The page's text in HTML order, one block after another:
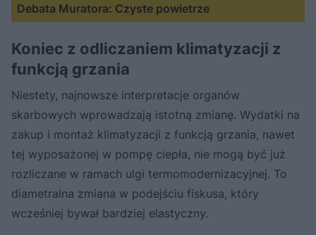
Debata Muratora: Czyste powietrze
Koniec z odliczaniem klimatyzacji z
funkcją grzania
Niestety, najnowsze interpretacje organów
skarbowych wprowadzają istotną zmianę. Wydatki na
zakup i montaż klimatyzacji z funkcją grzania, nawet
tej wyposażonej w pompę ciepła, nie mogą być już
rozliczane w ramach ulgi termomodernizacyjnej. To
diametralna zmiana w podejściu fiskusa, który
wcześniej bywał bardziej elastyczny.